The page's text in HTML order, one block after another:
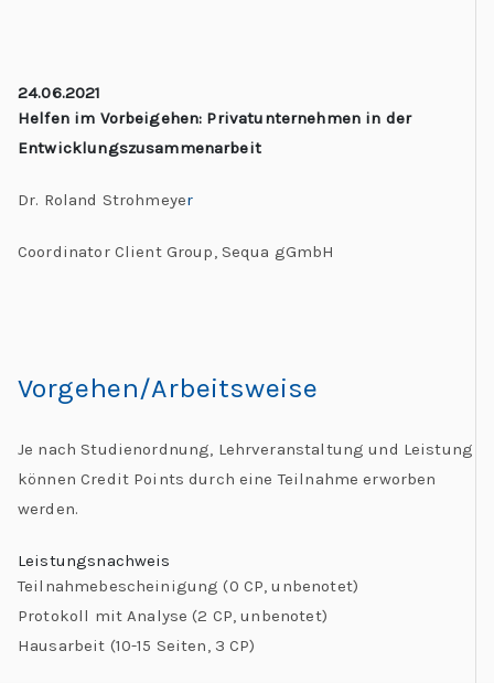
24.06.2021
Helfen im Vorbeigehen: Privatunternehmen in der
Entwicklungszusammenarbeit
Dr. Roland Strohmeyer
Coordinator Client Group, Sequa gGmbH
Vorgehen/Arbeitsweise
Je nach Studienordnung, Lehrveranstaltung und Leistung
können Credit Points durch eine Teilnahme erworben
werden.
Leistungsnachweis
Teilnahmebescheinigung (0 CP, unbenotet)
Protokoll mit Analyse (2 CP, unbenotet)
Hausarbeit (10-15 Seiten, 3 CP)